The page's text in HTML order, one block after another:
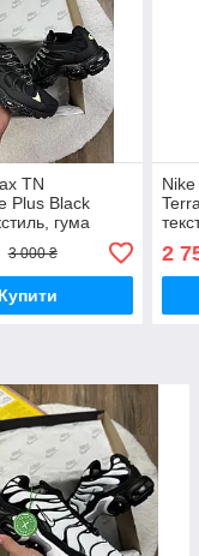
TN
Plus Black
гума
3 000 ₴
Купити
2